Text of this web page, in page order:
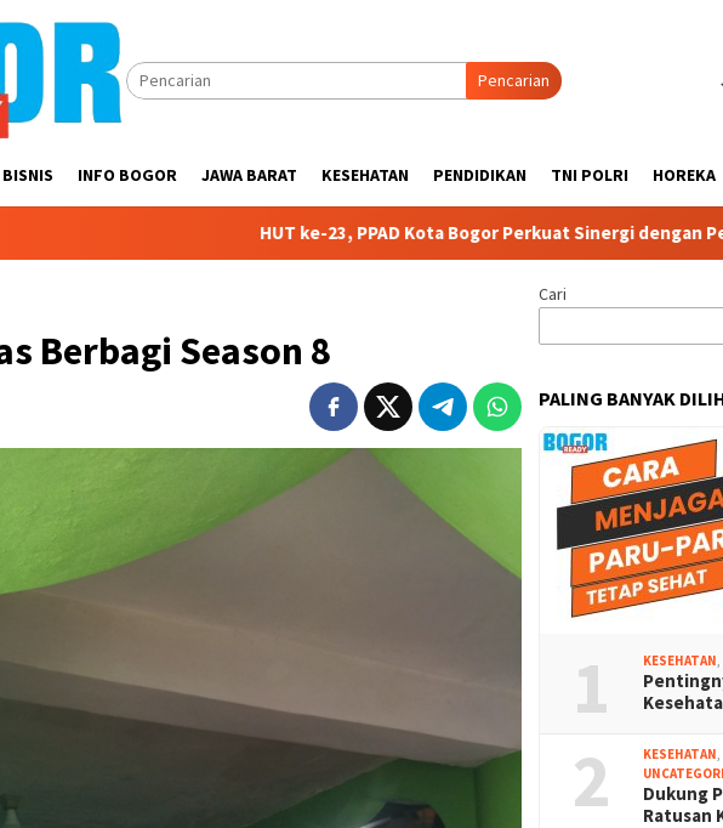
Pencarian
BISNIS INFO BOGOR JAWA BARAT KESEHATAN PENDIDIKAN TNI POLRI HOREKA
HUT ke-23, PPAD Kota Bogor Perkuat Sinergi dengan Pemerintah
Berbagi Season 8
Cari
PALING BANYAK
1 KESEHATAN
2 KESEHATAN
Dukung
Ratusan